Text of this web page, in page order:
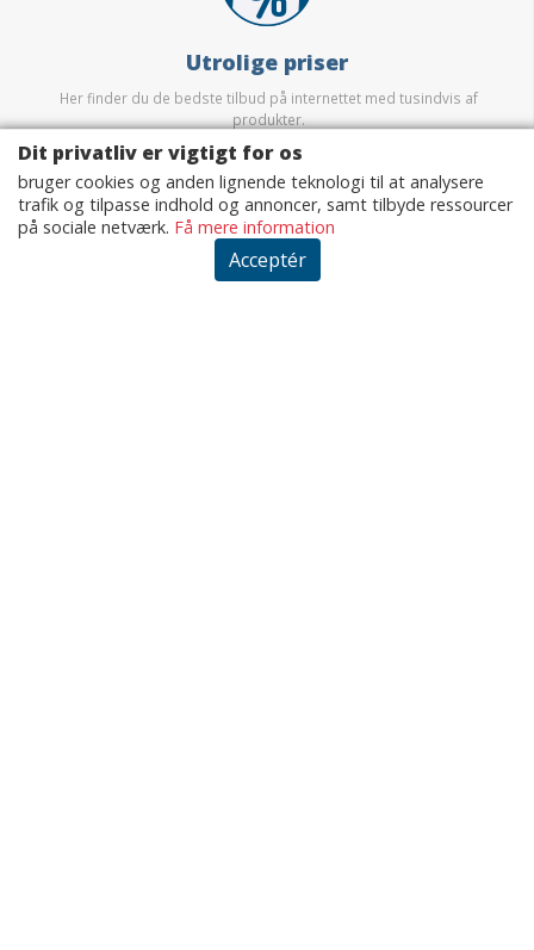
Dit privatliv er vigtigt for os
bruger cookies og anden lignende teknologi til at analysere
trafik og tilpasse indhold og annoncer, samt tilbyde ressourcer
på sociale netværk. Få mere information
Acceptér
Utrolige priser
Her finder du de bedste tilbud på internettet med tusindvis af
produkter.